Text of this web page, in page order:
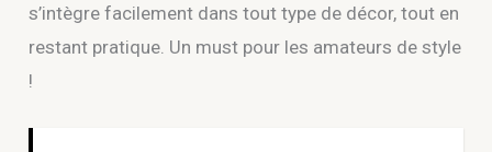
s’intègre facilement dans tout type de décor, tout en
restant pratique. Un must pour les amateurs de style
!